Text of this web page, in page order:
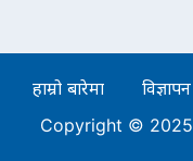
हाम्रो बारेमा विज्ञापन
Copyright ©